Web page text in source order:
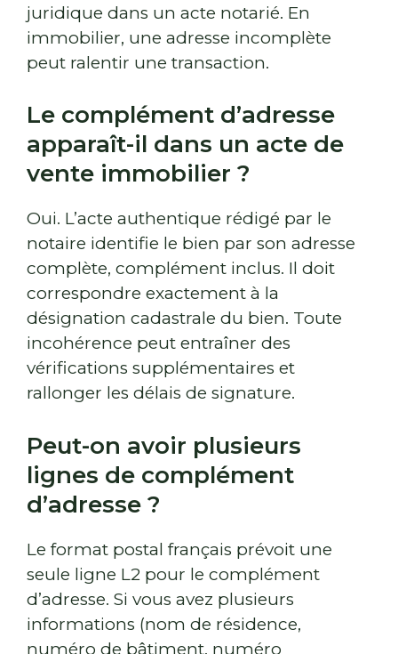
juridique dans un acte notarié. En
immobilier, une adresse incomplète
peut ralentir une transaction.
Le complément d’adresse
apparaît-il dans un acte de
vente immobilier ?
Oui. L’acte authentique rédigé par le
notaire identifie le bien par son adresse
complète, complément inclus. Il doit
correspondre exactement à la
désignation cadastrale du bien. Toute
incohérence peut entraîner des
vérifications supplémentaires et
rallonger les délais de signature.
Peut-on avoir plusieurs
lignes de complément
d’adresse ?
Le format postal français prévoit une
seule ligne L2 pour le complément
d’adresse. Si vous avez plusieurs
informations (nom de résidence,
numéro de bâtiment, numéro